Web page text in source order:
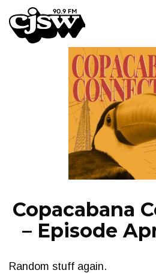
CJSW
FILTER BY:
Copacabana
– Episode
Random stuff again.